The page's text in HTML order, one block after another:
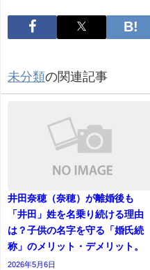
未分類の関連記事
井田奈穂（奈穂）が離婚後も
「井田」姓を名乗り続ける理由
は？子供の名字を守る「婚氏続
称」のメリット・デメリット。
2026年5月6日